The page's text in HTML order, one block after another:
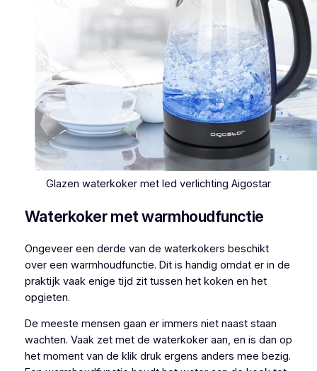
Glazen waterkoker met led verlichting Aigostar
Waterkoker met warmhoudfunctie
Ongeveer een derde van de waterkokers beschikt
over een warmhoudfunctie. Dit is handig omdat er in de
praktijk vaak enige tijd zit tussen het koken en het
opgieten.
De meeste mensen gaan er immers niet naast staan
wachten. Vaak zet met de waterkoker aan, en is dan op
het moment van de klik druk ergens anders mee bezig.